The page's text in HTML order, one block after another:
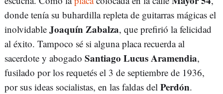
donde tenía su buhardilla repleta de guitarras mágicas el
inolvidable Joaquín Zabalza, que prefirió la felicidad
al éxito. Tampoco sé si alguna placa recuerda al
sacerdote y abogado Santiago Lucus Aramendia,
fusilado por los requetés el 3 de septiembre de 1936,
por sus ideas socialistas, en las faldas del Perdón.